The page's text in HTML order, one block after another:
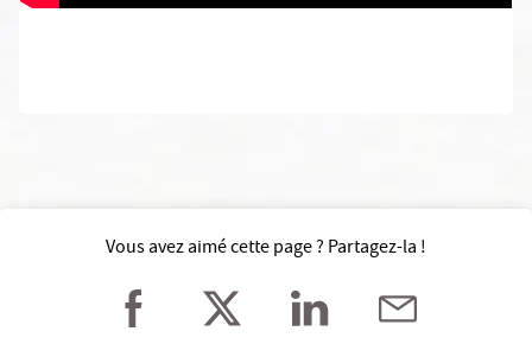
Vous avez aimé cette page ? Partagez-la !